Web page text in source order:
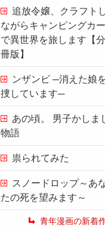
追放令嬢、クラフト
ながらキャンピングカー
で異世界を旅します【分
冊版】
ンザンビ ─消えた娘
捜しています─
あの頃。 男子かしま
物語
祟られてみた
スノードロップ～あ
たの死を望みます～
青年漫画の新着